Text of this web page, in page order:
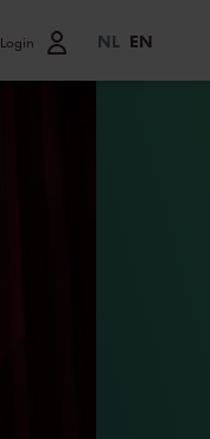
Login NL EN